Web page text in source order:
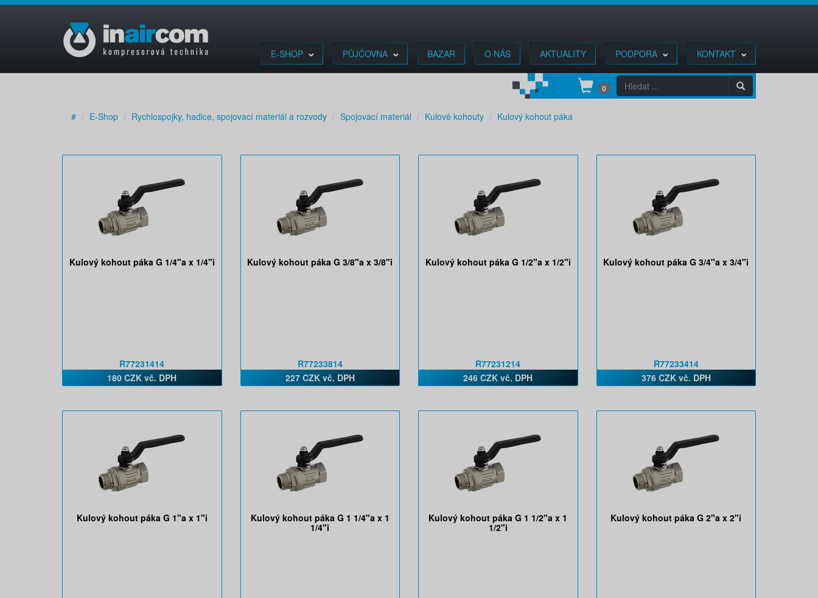
E-SHOP PŮJČOVNA BAZAR O NÁS AKTUALITY PODPORA KONTAKT
0
# E-Shop Rychlospojky, hadice, spojovací materiál a rozvody Spojovací materiál Kulové kohouty Kulový kohout páka
Kulový kohout páka G 1/4"a x 1/4"i
R77231414
180 CZK vč. DPH
Kulový kohout páka G 3/8"a x 3/8"i
R77233814
227 CZK vč. DPH
Kulový kohout páka G 1/2"a x 1/2"i
R77231214
246 CZK vč. DPH
Kulový kohout páka G 3/4"a x 3/4"i
R77233414
376 CZK vč. DPH
Kulový kohout páka G 1"a x 1"i
Kulový kohout páka G 1 1/4"a x 1
1/4"i
Kulový kohout páka G 1 1/2"a x 1
1/2"i
Kulový kohout páka G 2"a x 2"i